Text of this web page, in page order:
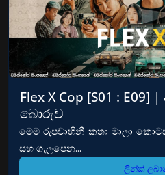
Flex X Cop [S01 :
බොරුව
මෙම රුපවාහිනී කතා මාලා
සහ ගැලපෙන...
ලින්ක්